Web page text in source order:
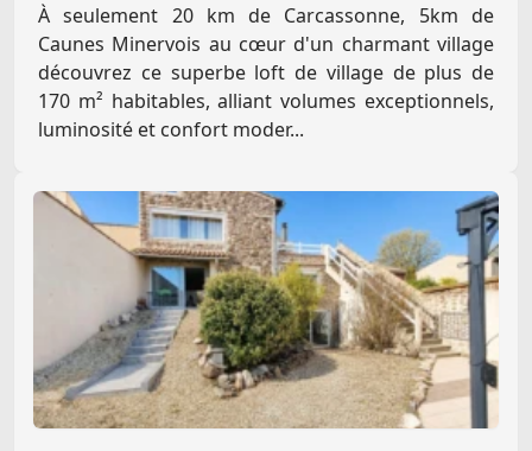
À seulement 20 km de Carcassonne, 5km de
Caunes Minervois au cœur d'un charmant village
découvrez ce superbe loft de village de plus de
170 m² habitables, alliant volumes exceptionnels,
luminosité et confort moder...